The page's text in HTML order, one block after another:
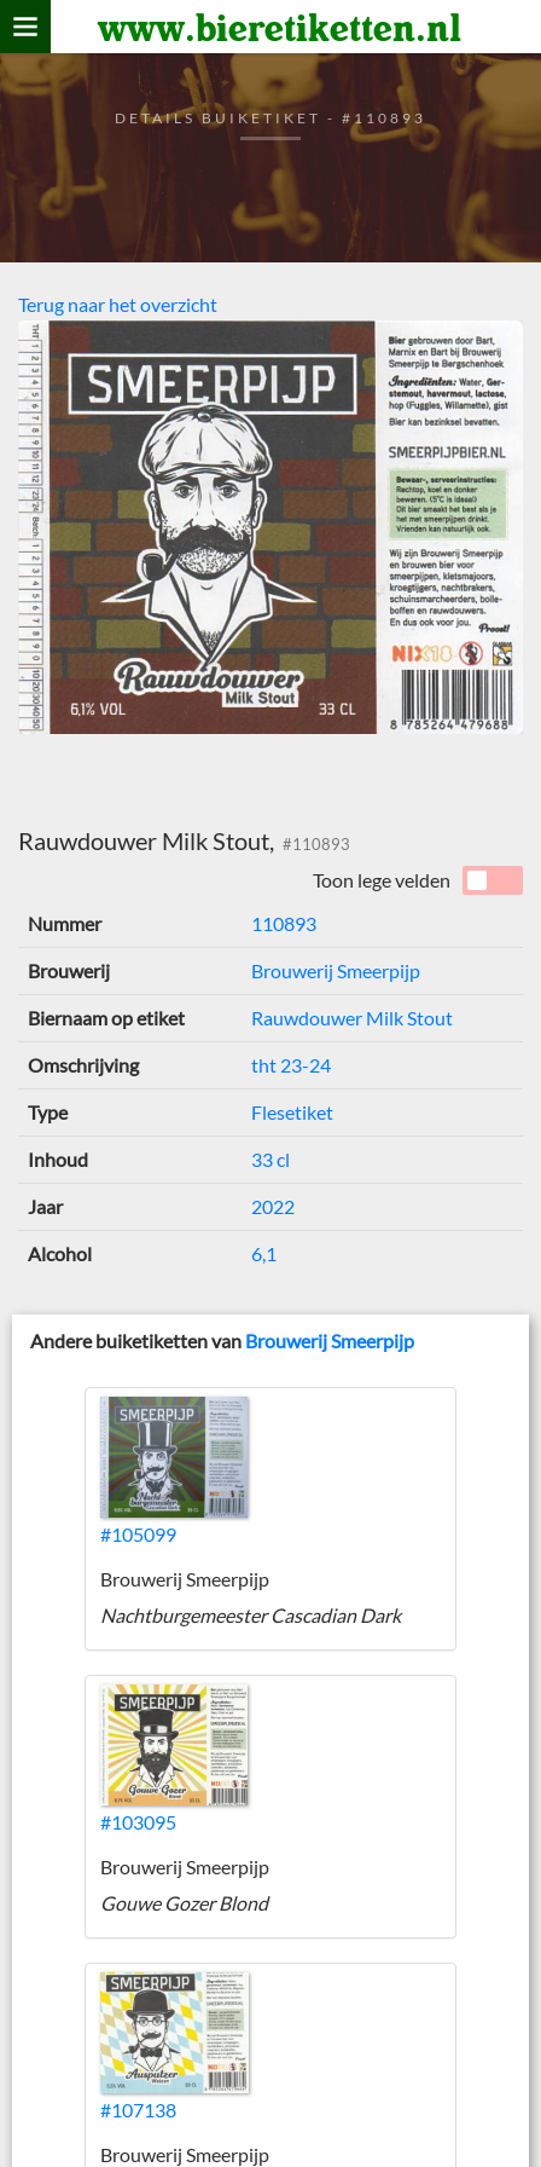
www.bieretiketten.nl
Home
verzamelen
De bierkaart
Bezoekers
DETAILS BUIKETIKET - #110893
Terug naar het overzicht
Rauwdouwer Milk Stout, #110893
Toon lege velden
Nummer
110893
Brouwerij Brouwerij Smeerpijp
Biernaam op etiket Rauwdouwer Milk Stout
Omschrijving tht 23-24
Type Flesetiket
Inhoud 33 cl
Jaar 2022
Alcohol 6,1
Andere buiketiketten van Brouwerij Smeerpijp
#105099
Brouwerij Smeerpijp
Nachtburgemeester Cascadian Dark
#103095
Brouwerij Smeerpijp
Gouwe Gozer Blond
#107138
Brouwerij Smeerpijp